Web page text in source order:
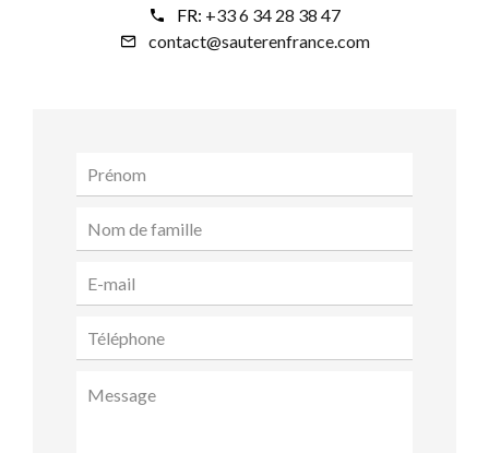
FR: +33 6 34 28 38 47
contact@sauterenfrance.com